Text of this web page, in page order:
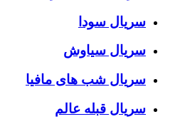
سریال سودا
سریال سیاوش
سریال شب های مافیا
سریال قبله عالم